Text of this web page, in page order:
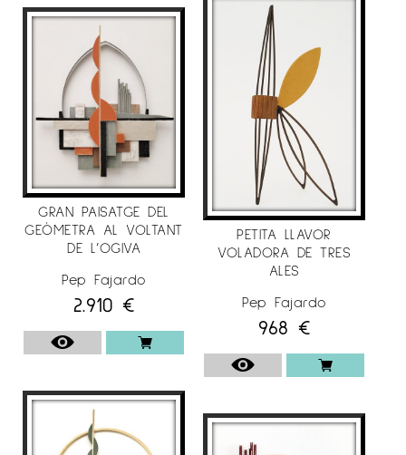
GRAN PAISATGE DEL
GEÒMETRA AL VOLTANT
DE L’OGIVA
Pep Fajardo
2.910 €
PETITA LLAVOR
VOLADORA DE TRES
ALES
Pep Fajardo
968 €